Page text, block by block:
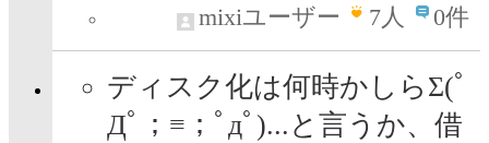
mixiユーザー
7人 0件
ディスク化は何時かしらΣ(ﾟ
Дﾟ；≡；ﾟдﾟ)...と言うか、借